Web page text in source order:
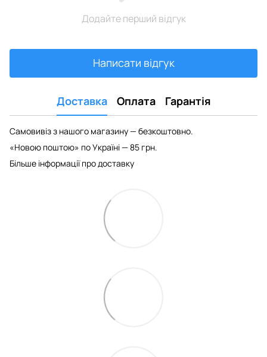
Додайте перший відгук
Написати відгук
Доставка Оплата Гарантія
Самовивіз з нашого магазину — безкоштовно.
«Новою поштою» по Україні — 85 грн.
Більше інформації про доставку